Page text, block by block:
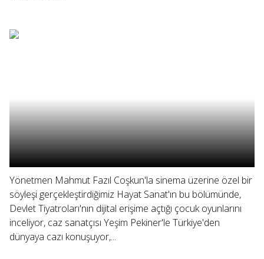
Yönetmen Mahmut Fazıl Coşkun'la sinema üzerine özel bir
söyleşi gerçekleştirdiğimiz Hayat Sanat'ın bu bölümünde,
Devlet Tiyatroları'nın dijital erişime açtığı çocuk oyunlarını
inceliyor, caz sanatçısı Yeşim Pekiner'le Türkiye'den
dünyaya cazı konuşuyor,...